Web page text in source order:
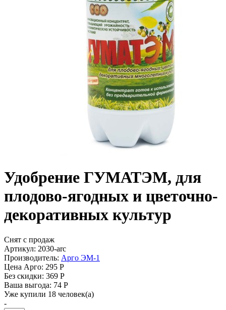
Удобрение ГУМАТЭМ, для
плодово-ягодных и цветочно-
декоративных культур
Снят с продаж
Артикул: 2030-arc
Производитель: Арго ЭМ-1
Цена Арго: 295 Р
Без скидки: 369 Р
Ваша выгода: 74 Р
Уже купили 18 человек(а)
-